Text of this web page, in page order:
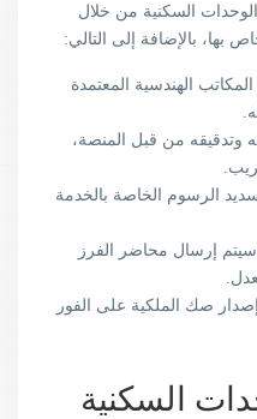
السكنية من خلال
بها، بالإضافة إلى التالي:
الهندسية المعتمدة
وتدقيقه من قبل المنصة،
الرسوم الخاصة بالخدمة
إرسال محاضر الفرز
إصدار صك الملكية على الفور
السكنية